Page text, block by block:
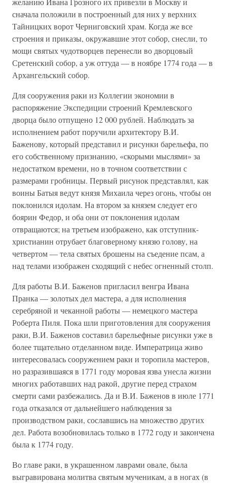
сначала положили в построенный для них у верхних
Тайницких ворот Черниговский храм. Когда же все
строения и приказы, окружавшие этот собор, снесли, то
мощи святых чудотворцев перенесли во дворцовый
Сретенский собор, а уж оттуда — в ноябре 1774 года — в
Архангельский собор.
Для сооружения раки из Коллегии экономии в
распоряжение Экспедиции строений Кремлевского
дворца было отпущено 12 000 рублей. Наблюдать за
исполнением работ поручили архитектору В.И.
Баженову, который представил и рисунки барельефа, по
его собственному признанию, «скорыми мыслями» за
недостатком времени, но в точном соответствии с
размерами гробницы. Первый рисунок представлял, как
воины Батыя ведут князя Михаила через огонь, чтобы он
поклонился идолам. На втором за князем следует его
боярин Федор, и оба они от поклонения идолам
отвращаются; на третьем изображено, как отступник-
христианин отрубает благоверному князю голову, на
четвертом — тела святых брошены на съедение псам, а
над телами изображен сходящий с небес огненный столп.
Для работы В.И. Баженов пригласил венгра Ивана
Пранка — золотых дел мастера, а для исполнения
серебряной и чеканной работы — немецкого мастера
Роберта Пиля. Пока шли приготовления для сооружения
раки, В.И. Баженов составил барельефные рисунки уже в
более тщательно отделанном виде. Императрица живо
интересовалась сооружением раки и торопила мастеров,
но разразившаяся в 1771 году моровая язва унесла жизни
многих работавших над ракой, другие перед страхом
смерти сами разбежались. Да и В.И. Баженов в июле 1771
года отказался от дальнейшего наблюдения за
производством раки, сославшись на множество других
дел. Работа возобновилась только в 1772 году и закончена
была к 1774 году.
Во главе раки, в украшенном лаврами овале, была
выгравирована молитва святым мученикам, а в ногах (в